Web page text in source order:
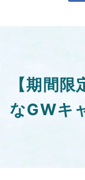
【期間
なGWキ